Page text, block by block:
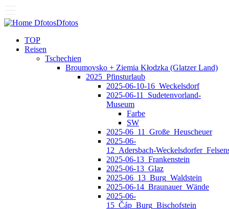
DfotosDfotos
TOP
Reisen
Tschechien
Broumovsko + Ziemia Kłodzka (Glatzer Land)
2025_Pfinsturlaub
2025-06-10-16_Weckelsdorf
2025-06-11_Sudetenvorland-
Museum
Farbe
SW
2025-06_11_Große_Heuscheuer
2025-06-
2025-06-13_Frankenstein
2025-06-13_Glaz
2025-06_13_Burg_Waldstein
2025-06-14_Braunauer_Wände
2025-06-
15_Čáp_Burg_Bischofstein